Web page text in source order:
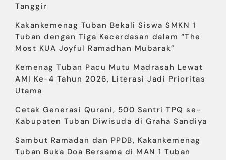
Tanggir
Kakankemenag Tuban Bekali Siswa SMKN 1
Tuban dengan Tiga Kecerdasan dalam “The
Most KUA Joyful Ramadhan Mubarak”
Kemenag Tuban Pacu Mutu Madrasah Lewat
AMI Ke-4 Tahun 2026, Literasi Jadi Prioritas
Utama
Cetak Generasi Qurani, 500 Santri TPQ se-
Kabupaten Tuban Diwisuda di Graha Sandiya
Sambut Ramadan dan PPDB, Kakankemenag
Tuban Buka Doa Bersama di MAN 1 Tuban